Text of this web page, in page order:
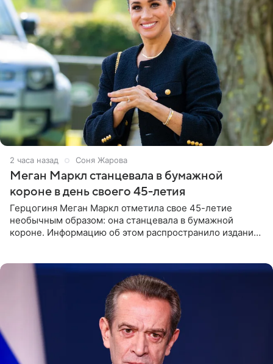
2 часа назад Соня Жарова
Меган Маркл станцевала в бумажной
короне в день своего 45-летия
Герцогиня Меган Маркл отметила свое 45-летие
необычным образом: она станцевала в бумажной
короне. Информацию об этом распространило издание